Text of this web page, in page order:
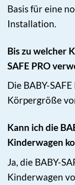
Basis für eine
Installation.
Bis zu welcher
SAFE PRO
Die BABY-
Körpergröße
Kann ich die
Kinderwagen
Ja, die BABY-
Kinderwagen